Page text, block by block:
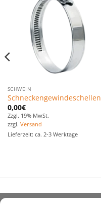
Favoriten
hinzufügen
SCHWEIN
Schneckengewindeschellen
0,00€
Zzgl. 19% MwSt.
zzgl. Versand
Lieferzeit: ca. 2-3 Werktage